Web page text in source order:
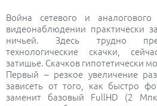
Война сетевого и
видеонаблюдении практически
ничьей. Здесь трудно
технологические скачки,
затишье. Скачков гипотетически
Первый – резкое увеличение
зависеть от того, как быстро
заменит базовый FullHD (2